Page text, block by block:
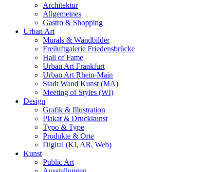
Architektur
Allgemeines
Gastro & Shopping
Urban Art
Murals & Wandbilder
Freiluftgalerie Friedensbrücke
Hall of Fame
Urban Art Frankfurt
Urban Art Rhein-Main
Stadt Wand Kunst (MA)
Meeting of Styles (WI)
Design
Grafik & Illustration
Plakat & Druckkunst
Typo & Type
Produkte & Orte
Digital (KI, AR, Web)
Kunst
Public Art